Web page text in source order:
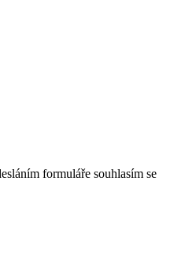
formuláře souhlasím se